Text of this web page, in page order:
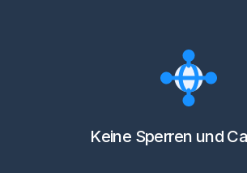
Keine Sperren und